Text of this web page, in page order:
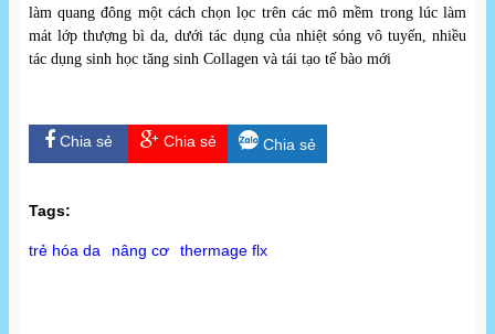
làm quang đông một cách chọn lọc trên các mô mềm trong lúc làm
mát lớp thượng bì da, dưới tác dụng của nhiệt sóng vô tuyến, nhiều
tác dụng sinh học tăng sinh Collagen và tái tạo tế bào mới
Chia sẻ Chia sẻ Chia sẻ
Tags:
trẻ hóa da nâng cơ thermage flx